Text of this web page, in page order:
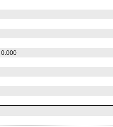
0.000